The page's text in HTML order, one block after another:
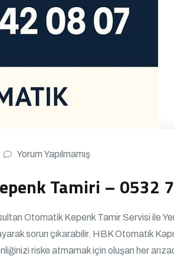
Yorum Yapılmamış
Tamiri – 0532
Otomatik Kepenk Tamir Servisi ile
sorun çıkarabilir. HBK Otomatik
riske atmamak için oluşan her